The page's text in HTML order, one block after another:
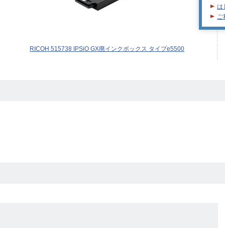
RICOH 515738 IPSiO GX廃インクボックス タイプe5500
は
ご